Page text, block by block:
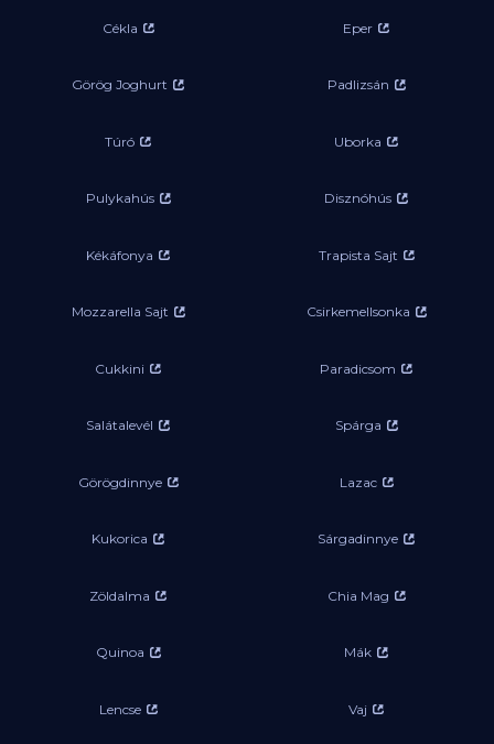
Cékla Eper
Görög Joghurt Padlizsán
Túró Uborka
Pulykahús Disznóhús
Kékáfonya Trapista Sajt
Mozzarella Sajt Csirkemellsonka
Cukkini Paradicsom
Salátalevél Spárga
Görögdinnye Lazac
Kukorica Sárgadinnye
Zöldalma Chia Mag
Quinoa Mák
Lencse Vaj